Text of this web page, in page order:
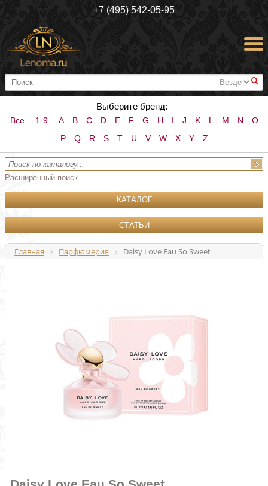
+7 (495) 542-05-95
#
Выберите бренд:
Все 1-9 A B C D E F G H I J K L M N
O
P
Q R S T U V W X Y Z
Расширенный поиск
КАТАЛОГ
СТАТЬИ
Главная Парфюмерия Daisy Love Eau So Sweet